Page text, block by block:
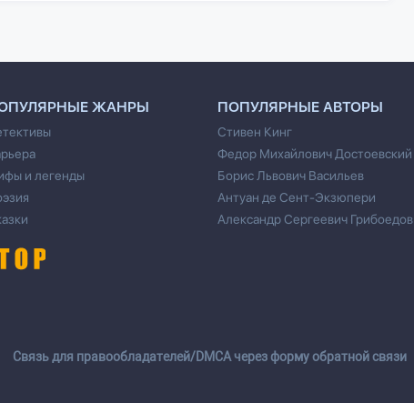
ЖАНРЫ
и легенды
ПОПУЛЯРНЫЕ АВТОРЫ
Стивен Кинг
Федор Михайлович Достоевский
Борис Львович Васильев
Антуан де Сент-Экзюпери
Александр Сергеевич Грибоедов
Cвязь для правообладателей/DMCA через форму обратной связи